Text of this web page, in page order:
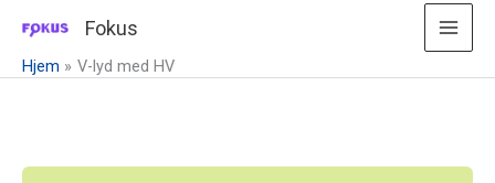
til
Fokus
Hjem V-lyd med HV